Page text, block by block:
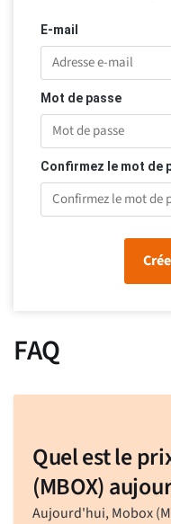
E-mail
Mot de passe
Confirmez le mot de
FAQ
Quel est le
(MBOX)
Aujourd'hui, Mobox